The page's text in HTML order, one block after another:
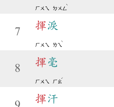
ㄏㄨㄟ ㄉㄨㄥ
ˋ
7
揮淚
ㄏㄨㄟ ㄌㄟ
ˋ
8
揮毫
ㄏㄨㄟ ㄏㄠ
ˊ
揮汗